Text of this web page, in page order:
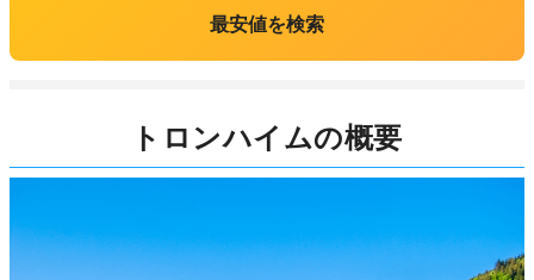
最安値を検索
トロンハイムの概要